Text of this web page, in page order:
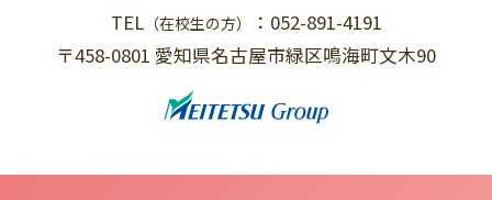
TEL（在校生の方）
：052-891-4191
〒458-0801 愛知県名古屋市緑区鳴海町文木90